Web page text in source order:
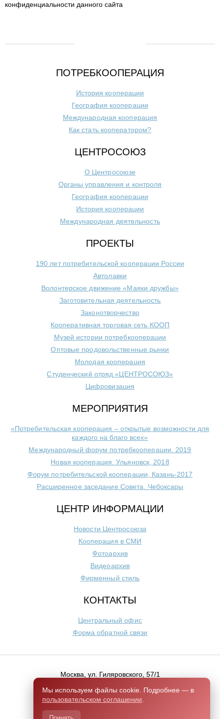
конфиденциальности данного сайта
ПОТРЕБКООПЕРАЦИЯ
История кооперации
География кооперации
Международная кооперация
Как стать кооператором?
ЦЕНТРОСОЮЗ
О Центросоюзе
Органы управления и контроля
География кооперации
История кооперации
Международная деятельность
ПРОЕКТЫ
190 лет потребительской кооперации России
Автолавки
Волонтерское движение «Маяки дружбы»
Заготовительная деятельность
Законотворчество
Кооперативная торговая сеть КООП
Музей истории потребкооперации
Оптовые продовольственные рынки
Молодая кооперация
Студенческий отряд «ЦЕНТРОСОЮЗ»
Цифровизация
МЕРОПРИЯТИЯ
«Потребительская кооперация – открытые возможности для
каждого на благо всех»
Международный форум потребкооперации. 2019
Новая кооперация. Ульяновск, 2018
Форум потребительской кооперации, Казань-2017
Расширенное заседание Совета. Чебоксары
ЦЕНТР ИНФОРМАЦИИ
Новости Центросоюза
Кооперация в СМИ
Фотоархив
Видеоархив
Фирменный стиль
КОНТАКТЫ
Центральный офис
Форма обратной связи
Москва, ул. Гиляровского, 57/1
+7 (495) 684-1803
Мы используем файлы cookie. Подробнее — в
пользовательском соглашении